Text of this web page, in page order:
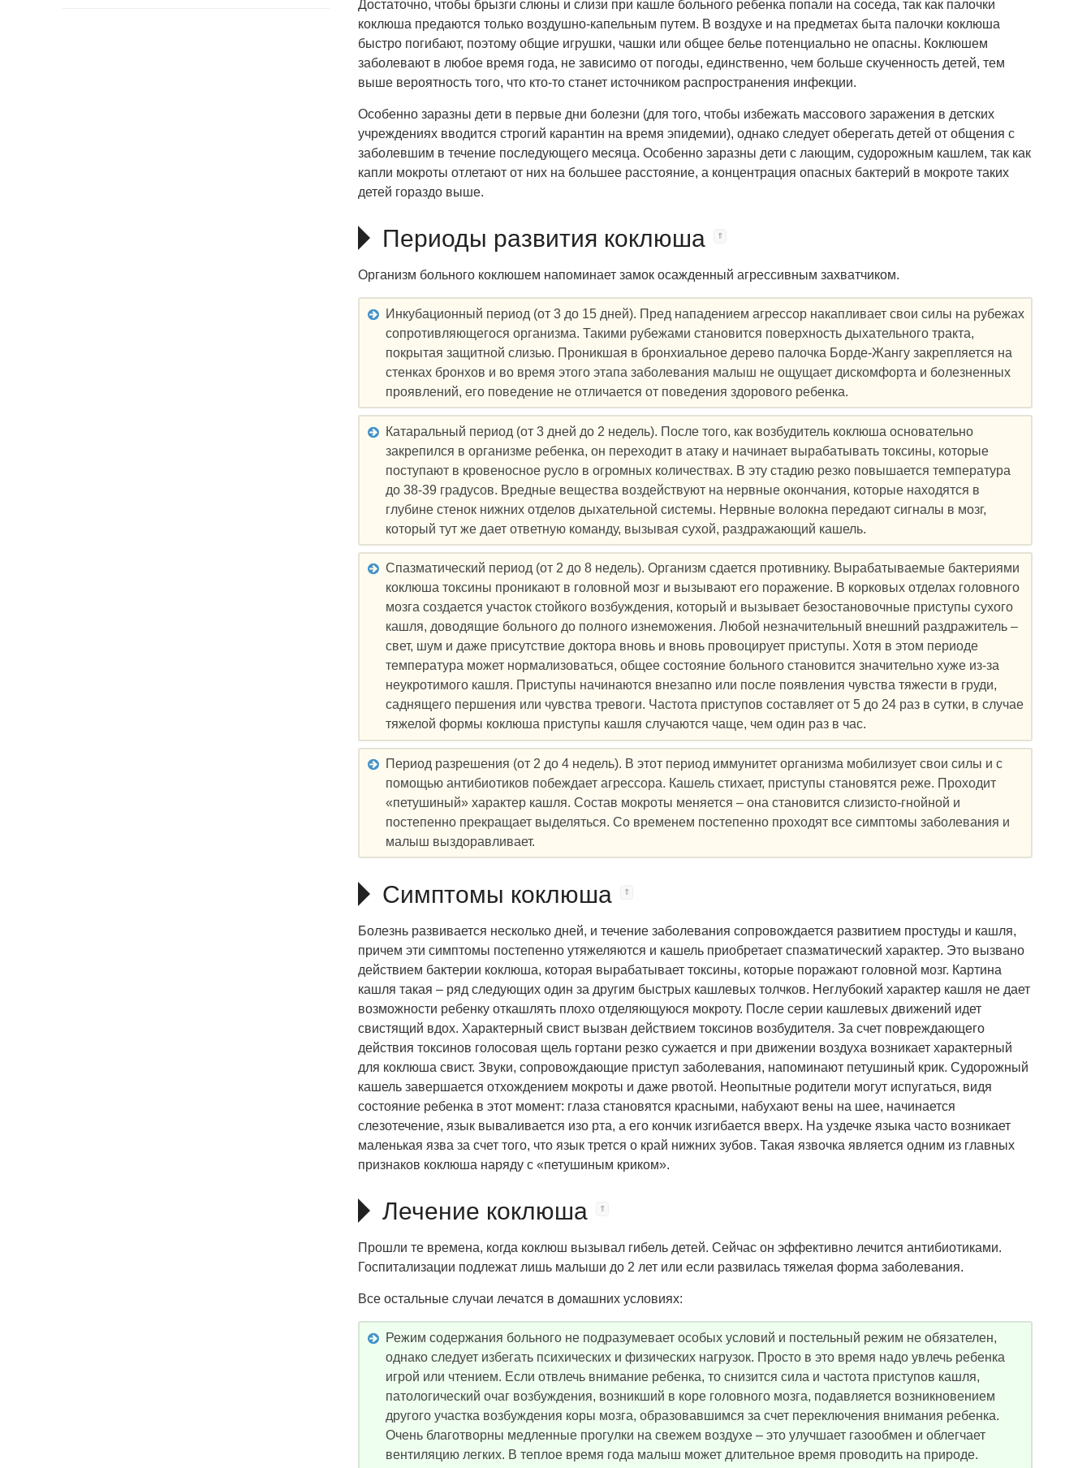
Достаточно, чтобы брызги слюны и слизи при кашле больного ребенка попали на соседа, так как палочки
коклюша предаются только воздушно-капельным путем. В воздухе и на предметах быта палочки коклюша
быстро погибают, поэтому общие игрушки, чашки или общее белье потенциально не опасны. Коклюшем
заболевают в любое время года, не зависимо от погоды, единственно, чем больше скученность детей, тем
выше вероятность того, что кто-то станет источником распространения инфекции.
Особенно заразны дети в первые дни болезни (для того, чтобы избежать массового заражения в детских
учреждениях вводится строгий карантин на время эпидемии), однако следует оберегать детей от общения с
заболевшим в течение последующего месяца. Особенно заразны дети с лающим, судорожным кашлем, так как
капли мокроты отлетают от них на большее расстояние, а концентрация опасных бактерий в мокроте таких
детей гораздо выше.
Периоды развития коклюша
Организм больного коклюшем напоминает замок осажденный агрессивным захватчиком.
Инкубационный период (от 3 до 15 дней). Пред нападением агрессор накапливает свои силы на рубежах
сопротивляющегося организма. Такими рубежами становится поверхность дыхательного тракта,
покрытая защитной слизью. Проникшая в бронхиальное дерево палочка Борде-Жангу закрепляется на
стенках бронхов и во время этого этапа заболевания малыш не ощущает дискомфорта и болезненных
проявлений, его поведение не отличается от поведения здорового ребенка.
Катаральный период (от 3 дней до 2 недель). После того, как возбудитель коклюша основательно
закрепился в организме ребенка, он переходит в атаку и начинает вырабатывать токсины, которые
поступают в кровеносное русло в огромных количествах. В эту стадию резко повышается температура
до 38-39 градусов. Вредные вещества воздействуют на нервные окончания, которые находятся в
глубине стенок нижних отделов дыхательной системы. Нервные волокна передают сигналы в мозг,
который тут же дает ответную команду, вызывая сухой, раздражающий кашель.
Спазматический период (от 2 до 8 недель). Организм сдается противнику. Вырабатываемые бактериями
коклюша токсины проникают в головной мозг и вызывают его поражение. В корковых отделах головного
мозга создается участок стойкого возбуждения, который и вызывает безостановочные приступы сухого
кашля, доводящие больного до полного изнеможения. Любой незначительный внешний раздражитель –
свет, шум и даже присутствие доктора вновь и вновь провоцирует приступы. Хотя в этом периоде
температура может нормализоваться, общее состояние больного становится значительно хуже из-за
неукротимого кашля. Приступы начинаются внезапно или после появления чувства тяжести в груди,
саднящего першения или чувства тревоги. Частота приступов составляет от 5 до 24 раз в сутки, в случае
тяжелой формы коклюша приступы кашля случаются чаще, чем один раз в час.
Период разрешения (от 2 до 4 недель). В этот период иммунитет организма мобилизует свои силы и с
помощью антибиотиков побеждает агрессора. Кашель стихает, приступы становятся реже. Проходит
«петушиный» характер кашля. Состав мокроты меняется – она становится слизисто-гнойной и
постепенно прекращает выделяться. Со временем постепенно проходят все симптомы заболевания и
малыш выздоравливает.
Симптомы коклюша
Болезнь развивается несколько дней, и течение заболевания сопровождается развитием простуды и кашля,
причем эти симптомы постепенно утяжеляются и кашель приобретает спазматический характер. Это вызвано
действием бактерии коклюша, которая вырабатывает токсины, которые поражают головной мозг. Картина
кашля такая – ряд следующих один за другим быстрых кашлевых толчков. Неглубокий характер кашля не дает
возможности ребенку откашлять плохо отделяющуюся мокроту. После серии кашлевых движений идет
свистящий вдох. Характерный свист вызван действием токсинов возбудителя. За счет повреждающего
действия токсинов голосовая щель гортани резко сужается и при движении воздуха возникает характерный
для коклюша свист. Звуки, сопровождающие приступ заболевания, напоминают петушиный крик. Судорожный
кашель завершается отхождением мокроты и даже рвотой. Неопытные родители могут испугаться, видя
состояние ребенка в этот момент: глаза становятся красными, набухают вены на шее, начинается
слезотечение, язык вываливается изо рта, а его кончик изгибается вверх. На уздечке языка часто возникает
маленькая язва за счет того, что язык трется о край нижних зубов. Такая язвочка является одним из главных
признаков коклюша наряду с «петушиным криком».
Лечение коклюша
Прошли те времена, когда коклюш вызывал гибель детей. Сейчас он эффективно лечится антибиотиками.
Госпитализации подлежат лишь малыши до 2 лет или если развилась тяжелая форма заболевания.
Все остальные случаи лечатся в домашних условиях:
Режим содержания больного не подразумевает особых условий и постельный режим не обязателен,
однако следует избегать психических и физических нагрузок. Просто в это время надо увлечь ребенка
игрой или чтением. Если отвлечь внимание ребенка, то снизится сила и частота приступов кашля,
патологический очаг возбуждения, возникший в коре головного мозга, подавляется возникновением
другого участка возбуждения коры мозга, образовавшимся за счет переключения внимания ребенка.
Очень благотворны медленные прогулки на свежем воздухе – это улучшает газообмен и облегчает
вентиляцию легких. В теплое время года малыш может длительное время проводить на природе.